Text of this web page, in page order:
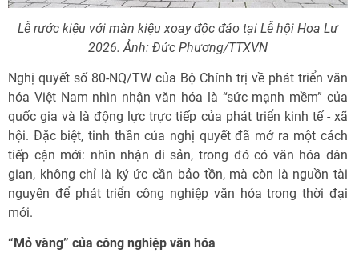
Lễ rước kiệu với màn kiệu xoay độc đáo tại Lễ hội Hoa Lư
2026. Ảnh: Đức Phương/TTXVN
Nghị quyết số 80-NQ/TW của Bộ Chính trị về phát triển văn
hóa Việt Nam nhìn nhận văn hóa là “sức mạnh mềm” của
quốc gia và là động lực trực tiếp của phát triển kinh tế - xã
hội. Đặc biệt, tinh thần của nghị quyết đã mở ra một cách
tiếp cận mới: nhìn nhận di sản, trong đó có văn hóa dân
gian, không chỉ là ký ức cần bảo tồn, mà còn là nguồn tài
nguyên để phát triển công nghiệp văn hóa trong thời đại
mới.
“Mỏ vàng” của công nghiệp văn hóa